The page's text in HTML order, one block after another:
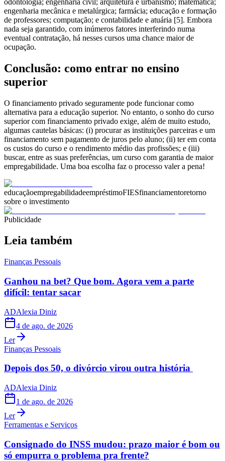
engenharia mecânica e metalúrgica; farmácia; educação e formação
de professores; computação; e contabilidade e atuária [5]. Embora
nada seja garantido, com inúmeros fatores interferindo numa
eventual contratação, há nesses cursos uma chance maior de
ocupação.
Conclusão: como entrar no ensino
superior
O financiamento privado seguramente pode funcionar como
alternativa para a educação superior. No entanto, o sonho do curso
superior com financiamento privado exige, além de muito estudo,
algumas cautelas básicas: (i) procurar as instituições parceiras e um
financiamento sem pagamento de juros pelo aluno; (ii) ter em conta
os custos do curso e o rendimento médio das profissões; e (iii)
buscar, entre as suas preferências, um curso com garantia de maior
empregabilidade. Uma boa escolha faz o processo valer a pena!
educaçãoempregabilidadeempréstimoFIESfinanciamentoretorno
sobre o investimento
Publicidade
Leia também
Finanças Pessoais
Ganhou na bet? Que bom. Agora vem a parte
difícil: tentar sacar
ADAlexia Diniz
4 de ago. de 2026
Ler
Finanças Pessoais
Depois dos 50, o divórcio virou outra história
ADAlexia Diniz
1 de ago. de 2026
Ler
Ferramentas e Serviços
Consignado do INSS mudou: prazo maior é bom ou
só empurra o problema pra frente?